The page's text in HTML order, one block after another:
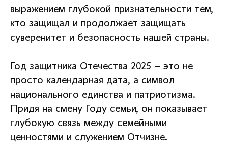
выражением глубокой признательности тем,
кто защищал и продолжает защищать
суверенитет и безопасность нашей страны.
Год защитника Отечества 2025 – это не
просто календарная дата, а символ
национального единства и патриотизма.
Придя на смену Году семьи, он показывает
глубокую связь между семейными
ценностями и служением Отчизне.